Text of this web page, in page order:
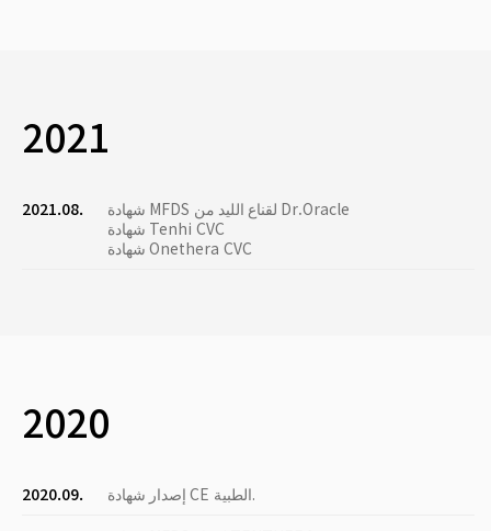
2021
2021.08.
شهادة MFDS لقناع الليد من Dr.Oracle
شهادة Tenhi CVC
شهادة Onethera CVC
2020
2020.09.
إصدار شهادة CE الطبية.